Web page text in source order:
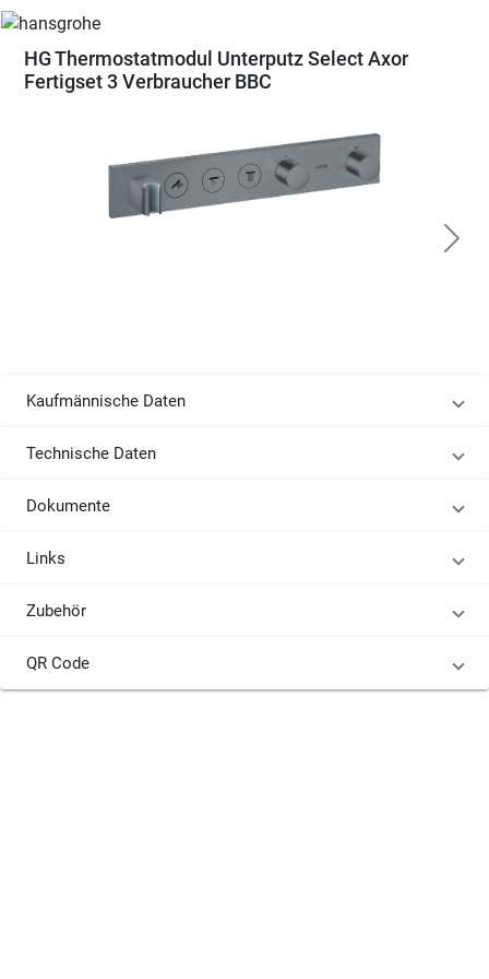
HG Thermostatmodul Unterputz Select Axor
Fertigset 3 Verbraucher BBC
Kaufmännische Daten
Technische Daten
Dokumente
Links
Zubehör
QR Code